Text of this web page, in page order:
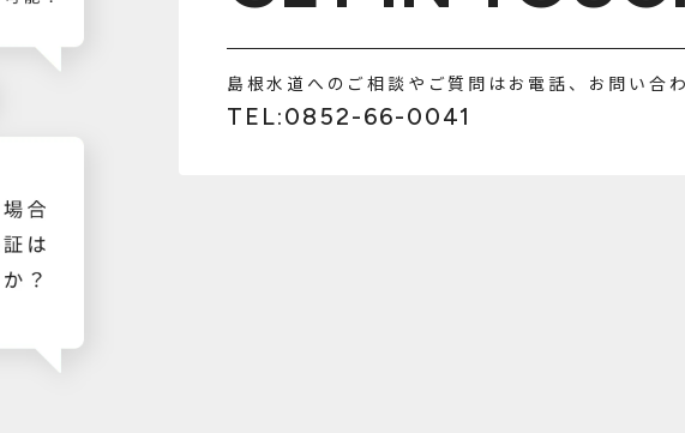
島根水道へのご相談やご質問はお電話、お問い合
TEL:0852-66-0041